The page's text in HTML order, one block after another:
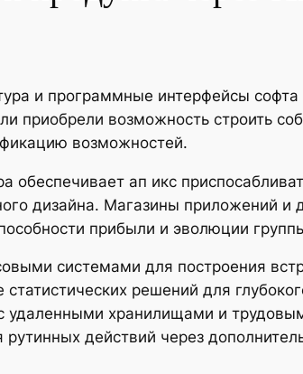
и программные интерфейсы
приобрели возможность строить
возможностей.
обеспечивает ап икс
дизайна. Магазины приложений
прибыли и эволюции
системами для построения
статистических решений для
удаленными хранилищами и
рутинных действий через